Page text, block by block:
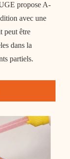
propose A-
avec une
peut être
dans la
partiels.